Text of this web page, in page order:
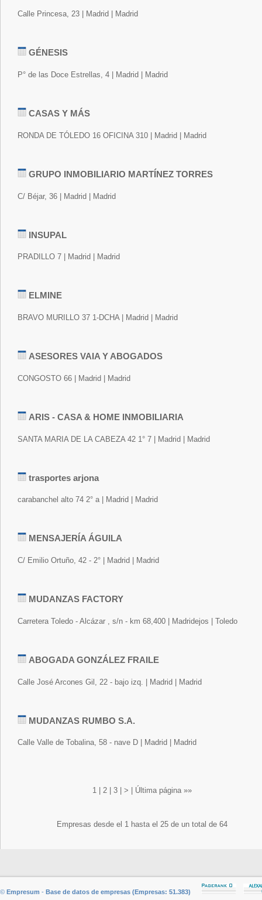
Calle Princesa, 23 | Madrid | Madrid
GÉNESIS
P° de las Doce Estrellas, 4 | Madrid | Madrid
CASAS Y MÁS
RONDA DE TÓLEDO 16 OFICINA 310 | Madrid | Madrid
GRUPO INMOBILIARIO MARTÍNEZ TORRES
C/ Béjar, 36 | Madrid | Madrid
INSUPAL
PRADILLO 7 | Madrid | Madrid
ELMINE
BRAVO MURILLO 37 1-DCHA | Madrid | Madrid
ASESORES VAIA Y ABOGADOS
CONGOSTO 66 | Madrid | Madrid
ARIS - CASA & HOME INMOBILIARIA
SANTA MARIA DE LA CABEZA 42 1° 7 | Madrid | Madrid
trasportes arjona
carabanchel alto 74 2° a | Madrid | Madrid
MENSAJERÍA ÁGUILA
C/ Emilio Ortuño, 42 - 2° | Madrid | Madrid
MUDANZAS FACTORY
Carretera Toledo - Alcázar , s/n - km 68,400 | Madridejos | Toledo
ABOGADA GONZÁLEZ FRAILE
Calle José Arcones Gil, 22 - bajo izq. | Madrid | Madrid
MUDANZAS RUMBO S.A.
Calle Valle de Tobalina, 58 - nave D | Madrid | Madrid
1| 2| 3| > Última página »»
Empresas desde el 1 hasta el 25 de un total de 64
© Empresum - Base de datos de empresas (Empresas: 51.383)